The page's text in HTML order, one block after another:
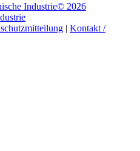
Industrie© 2026
| Kontakt /